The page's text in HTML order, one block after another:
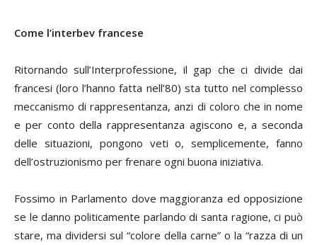
Come l’interbev francese
Ritornando sull’Interprofessione, il gap che ci divide dai
francesi (loro l’hanno fatta nell’80) sta tutto nel complesso
meccanismo di rappresentanza, anzi di coloro che in nome
e per conto della rappresentanza agiscono e, a seconda
delle situazioni, pongono veti o, semplicemente, fanno
dell’ostruzionismo per frenare ogni buona iniziativa.
Fossimo in Parlamento dove maggioranza ed opposizione
se le danno politicamente parlando di santa ragione, ci può
stare, ma dividersi sul “colore della carne” o la “razza di un